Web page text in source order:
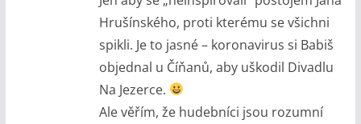
Hrušínského, proti kterému se všichni
spikli. Je to jasné – koronavirus si Babiš
objednal u Číňanů, aby uškodil Divadlu
Na Jezerce.
Ale věřím, že hudebníci jsou rozumní